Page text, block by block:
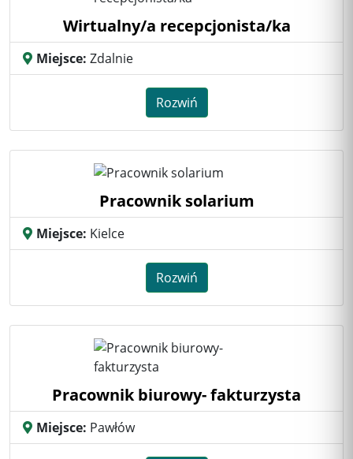
Wirtualny/a recepcjonista/ka
Miejsce: Zdalnie
Rozwiń
Pracownik solarium
Miejsce: Kielce
Rozwiń
Pracownik biurowy- fakturzysta
Miejsce: Pawłów